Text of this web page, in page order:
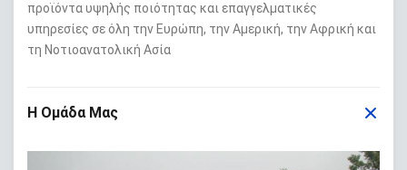
προϊόντα υψηλής ποιότητας και επαγγελματικές
υπηρεσίες σε όλη την Ευρώπη, την Αμερική, την Αφρική και
τη Νοτιοανατολική Ασία
Η Ομάδα Μας